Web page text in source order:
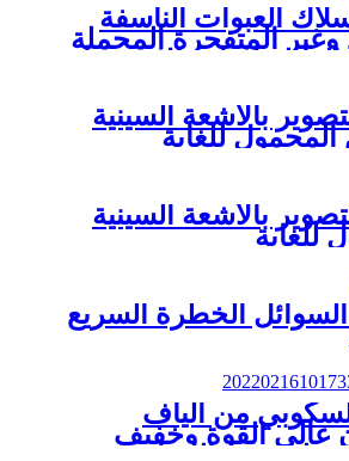
العبوات الناسفة
المتفجرة المحملة
لإعادة الاستخدام
بالأشعة السينية
للغاية
بالأشعة السينية
للغاية
الخطرة السريع
من ألياف
عالي القوة وخفيف